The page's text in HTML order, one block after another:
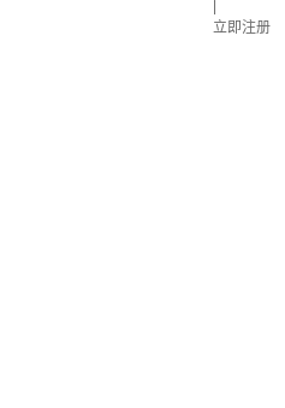
立即注册